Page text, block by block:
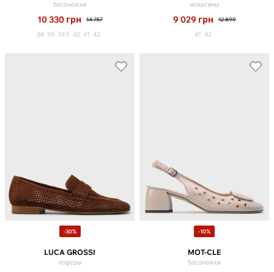
босоножки
10 330 грн 14 757
38 39 39.5 40 41 42
мокасины
9 029 грн 12 899
41 42
-30%
LUCA GROSSI
лоферы
-10%
MOT-CLE
босоножки